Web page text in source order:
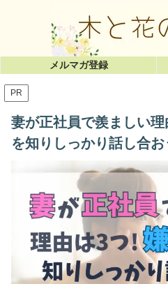
メルマガ登録
PR
妻が正社員で羨ましい
を知りしっかり話し合お